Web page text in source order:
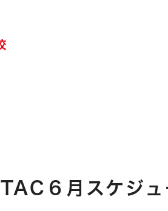
TAC６月スケジュ